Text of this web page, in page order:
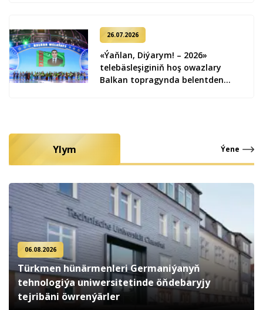
26.07.2026
«Ýaňlan, Diýarym! – 2026»
telebäsleşiginiň hoş owazlary
Balkan topragynda belentden
Ylym Ýene
06.08.2026
Türkmen hünärmenleri Germaniýanyň
tehnologiýa uniwersitetinde öňdebaryjy
tejribäni öwrenýärler